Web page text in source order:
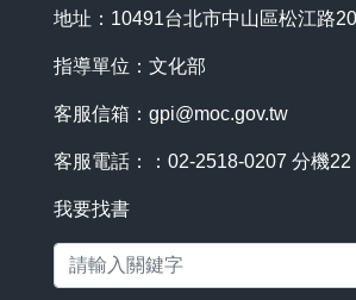
地址：10491台北市中山區松江路
指導單位：文化部
客服信箱： gpi@moc.gov.tw
客服電話：：02-2518-0207 分機22
我要找書